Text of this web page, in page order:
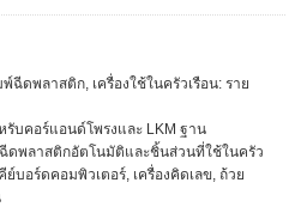
ฉีดพลาสติก, เครื่องใช้ในครัวเรือน: ราย
บคอร์แอนด์โพรงและ LKM ฐาน
ดพลาสติกอัตโนมัติและชิ้นส่วนที่ใช้ในครัว
บอร์ดคอมพิวเตอร์, เครื่องคิดเลข, ถ้วย